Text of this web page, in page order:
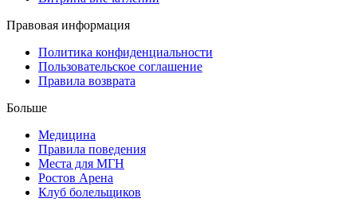
Правовая информация
Политика конфиденциальности
Пользовательское соглашение
Правила возврата
Больше
Медицина
Правила поведения
Места для МГН
Ростов Арена
Клуб болельщиков